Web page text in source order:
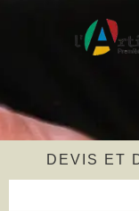
DEVIS ET